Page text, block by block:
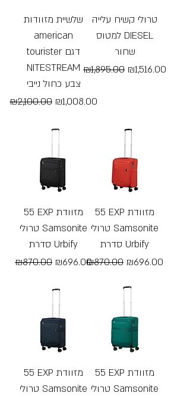
שלשיית מזוודות
american
tourister דגם
NITESTREAM
צבע כחול נייבי
Regular Price
₪2,100.00 Sale Price
₪1,008.00
טרולי קשיח עלייה
למטוס DIESEL
שחור
Regular Price
₪1,895.00 Sale Price
₪1,516.00
55 EXP מזוודת
טרולי Samsonite
סדרת Urbify
Regular Price
₪870.00 Sale Price
₪696.00
55 EXP מזוודת
טרולי Samsonite
סדרת Urbify
Regular Price
₪870.00 Sale Price
₪696.00
55 EXP מזוודת
טרולי Samsonite
55 EXP מזוודת
טרולי Samsonite